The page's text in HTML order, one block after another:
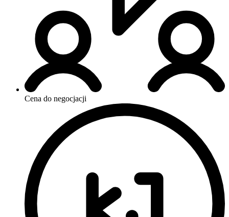
Cena do negocjacji